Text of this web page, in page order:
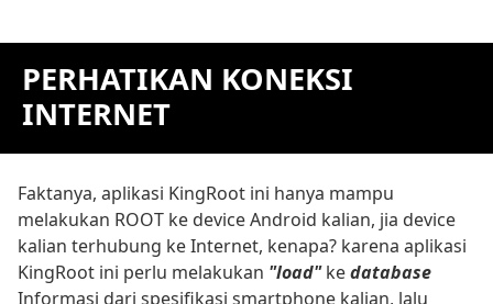
PERHATIKAN KONEKSI
INTERNET
Faktanya, aplikasi KingRoot ini hanya mampu
melakukan ROOT ke device Android kalian, jia device
kalian terhubung ke Internet, kenapa? karena aplikasi
KingRoot ini perlu melakukan "load"kedatabase
Informasi dari spesifikasi smartphone kalian, lalu